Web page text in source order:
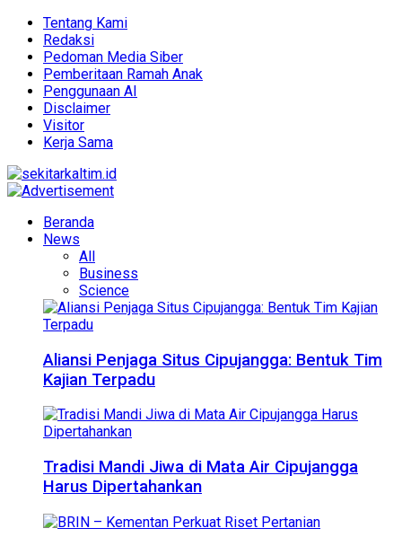
Tentang Kami
Redaksi
Pedoman Media Siber
Pemberitaan Ramah Anak
Penggunaan AI
Disclaimer
Visitor
Kerja Sama
Beranda
News
All
Business
Science
Aliansi Penjaga Situs Cipujangga: Bentuk Tim
Kajian Terpadu
Tradisi Mandi Jiwa di Mata Air Cipujangga
Harus Dipertahankan